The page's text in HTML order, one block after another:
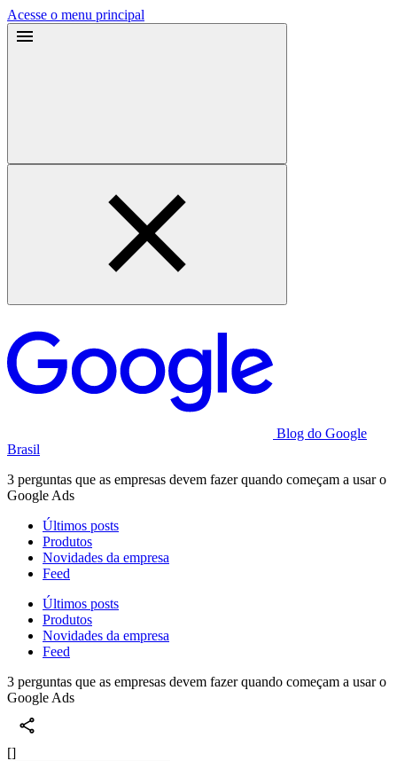
Acesse o menu principal
Blog do Google
Brasil
3 perguntas que as empresas devem fazer quando começam a usar o
Google Ads
Últimos posts
Produtos
Novidades da empresa
Feed
Últimos posts
Produtos
Novidades da empresa
Feed
3 perguntas que as empresas devem fazer quando começam a usar o
Google Ads
[]